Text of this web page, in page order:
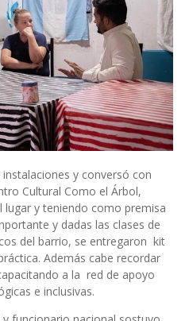
y conversó con
Cultural Como el Árbol,
lugar y teniendo como premisa
y dadas las clases de
del barrio, se entregaron kit
Además cabe recordar
a la red de apoyo
e inclusivas.